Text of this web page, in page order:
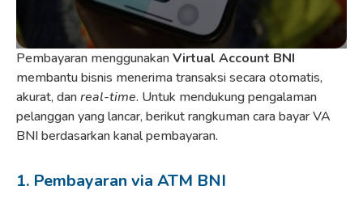
Pembayaran menggunakanVirtual Account BNI
membantu bisnis menerima transaksi secara otomatis,
akurat, danreal-time. Untuk mendukung pengalaman
pelanggan yang lancar, berikut rangkuman cara bayar VA
BNI berdasarkan kanal pembayaran.
1. Pembayaran via ATM BNI